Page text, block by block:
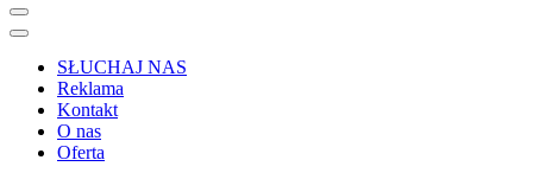
SŁUCHAJ NAS
Reklama
Kontakt
O nas
Oferta